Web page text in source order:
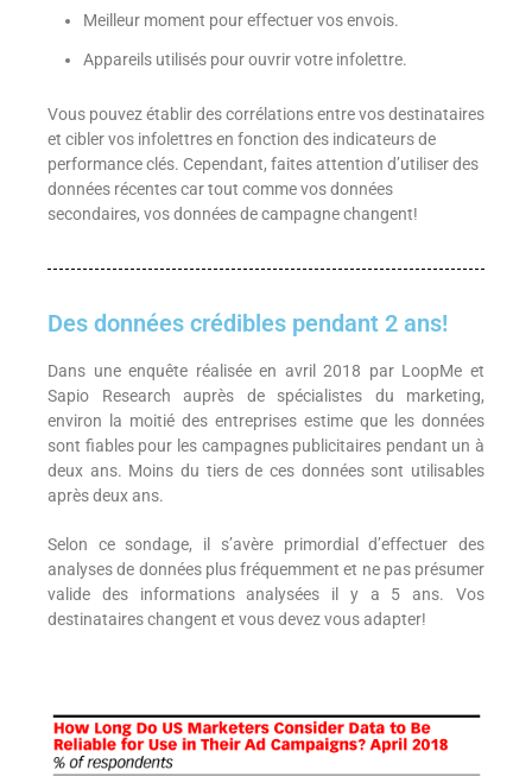
Meilleur moment pour effectuer vos envois.
Appareils utilisés pour ouvrir votre infolettre.
Vous pouvez établir des corrélations entre vos destinataires
et cibler vos infolettres en fonction des indicateurs de
performance clés. Cependant, faites attention d’utiliser des
données récentes car tout comme vos données
secondaires, vos données de campagne changent!
Des données crédibles pendant 2 ans!
Dans une enquête réalisée en avril 2018 par LoopMe et
Sapio Research auprès de spécialistes du marketing,
environ la moitié des entreprises estime que les données
sont fiables pour les campagnes publicitaires pendant un à
deux ans. Moins du tiers de ces données sont utilisables
après deux ans.
Selon ce sondage, il s’avère primordial d’effectuer des
analyses de données plus fréquemment et ne pas présumer
valide des informations analysées il y a 5 ans. Vos
destinataires changent et vous devez vous adapter!